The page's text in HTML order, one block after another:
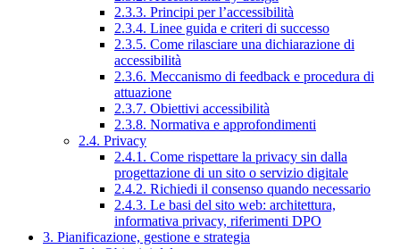
2.3.3. Principi per l’accessibilità
2.3.4. Linee guida e criteri di successo
2.3.5. Come rilasciare una dichiarazione di
accessibilità
2.3.6. Meccanismo di feedback e procedura di
attuazione
2.3.7. Obiettivi accessibilità
2.3.8. Normativa e approfondimenti
2.4. Privacy
2.4.1. Come rispettare la privacy sin dalla
progettazione di un sito o servizio digitale
2.4.2. Richiedi il consenso quando necessario
2.4.3. Le basi del sito web: architettura,
informativa privacy, riferimenti DPO
3. Pianificazione, gestione e strategia